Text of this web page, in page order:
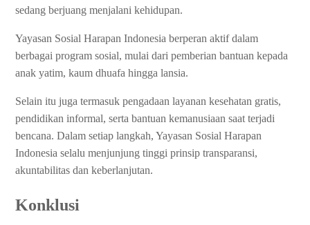
sedang berjuang menjalani kehidupan.
Yayasan Sosial Harapan Indonesia berperan aktif dalam
berbagai program sosial, mulai dari pemberian bantuan kepada
anak yatim, kaum dhuafa hingga lansia.
Selain itu juga termasuk pengadaan layanan kesehatan gratis,
pendidikan informal, serta bantuan kemanusiaan saat terjadi
bencana. Dalam setiap langkah, Yayasan Sosial Harapan
Indonesia selalu menjunjung tinggi prinsip transparansi,
akuntabilitas dan keberlanjutan.
Konklusi